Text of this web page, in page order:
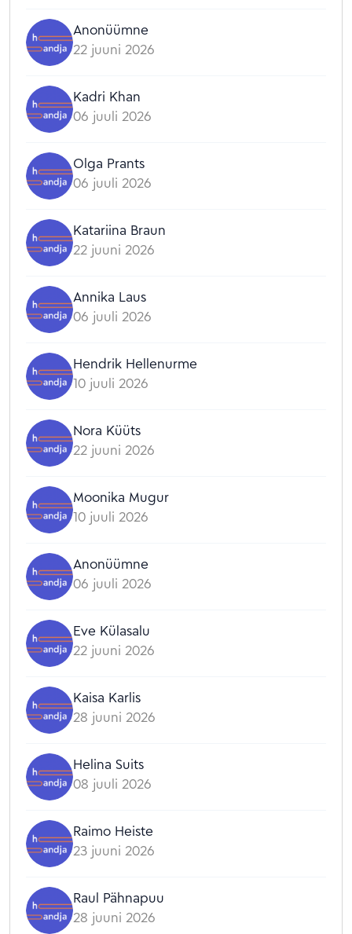
Anonüümne
22 juuni 2026
Kadri Khan
06 juuli 2026
Olga Prants
06 juuli 2026
Katariina Braun
22 juuni 2026
Annika Laus
06 juuli 2026
Hendrik Hellenurme
10 juuli 2026
Nora Küüts
22 juuni 2026
Moonika Mugur
10 juuli 2026
Anonüümne
06 juuli 2026
Eve Külasalu
22 juuni 2026
Kaisa Karlis
28 juuni 2026
Helina Suits
08 juuli 2026
Raimo Heiste
23 juuni 2026
Raul Pähnapuu
28 juuni 2026